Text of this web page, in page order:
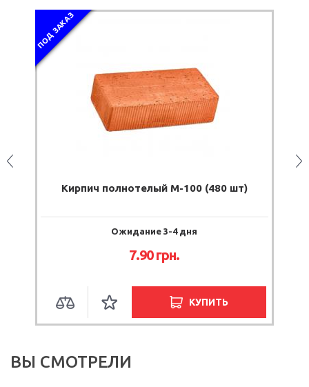
ПОД ЗАКАЗ
Кирпич полнотелый М-100 (480 шт)
Ожидание 3-4 дня
7.90 грн.
КУПИТЬ
ВЫ СМОТРЕЛИ